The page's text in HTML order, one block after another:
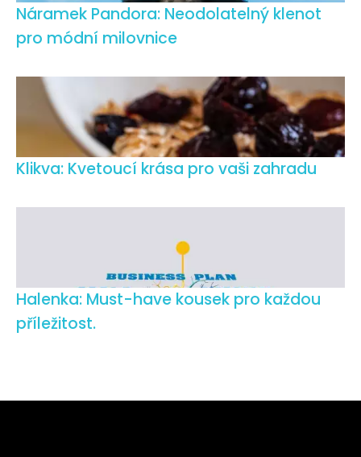
Náramek Pandora: Neodolatelný klenot
pro módní milovnice
Klikva: Kvetoucí krása pro vaši zahradu
Halenka: Must-have kousek pro každou
příležitost.